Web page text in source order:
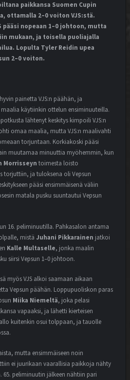
paikkansa Suomen Cupin
ottamalla 2–0 voiton VJS:stä.
pääsi nopeaan 1–0 johtoon, mutta
mukaan, ja toisella puoliajalla
Lopulta Tyler Reidin upea
2–0 voiton.
painetta VJS:n päähän, ja
käytiinkin ottelun ensiminuuteilla.
lähtenyt keskitys kimpoili VJS:n
omaa maalia, mutta VJS:n maalivahti
torjuntaan. Korkiakoski pääsi
muutamaa minuuttia myöhemmin, kun
Morrisseyn toimesta loisto
torjuttiin, ja tuloksena oli Vepsun
pääsi ensimmäisenä väliin
matala pusku suuntautui Vepsun
16. peliminuutilla. Pahkasalon antama
mistä Juhani Pikkarainen jatkoi
Kalle Multaselle, jonka maalin
siirsi Vepsun 1–0 johtoon.
myös VJS alkoi saamaan aikaan
Vepsun päähän. Loppupuoliskon paras
Miika Niemeltä, joka pelasi
vapaaksi, ja lähetti kierteisen
kuitenkin osui tolppaan, ja tauolle
mutta ensimmäiseen noin
ei juurikaan vaarallisia paikkoja nähty
peliminuutin jälkeen nähtiin pari